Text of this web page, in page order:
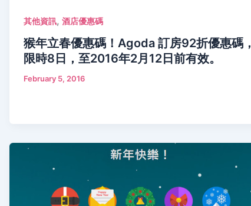
其他資訊, 酒店優惠碼
猴年立春優惠碼！Agoda 訂房92折優惠碼，
限時8日，至2016年2月12日前有效。
February 5, 2016